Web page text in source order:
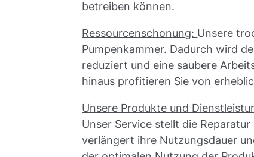
betreiben können.
Ressourcenschonung: Unsere
Pumpenkammer. Dadurch wird
reduziert und eine saubere
hinaus profitieren Sie von
Unsere Produkte und
Unser Service stellt die
verlängert ihre Nutzungsdauer